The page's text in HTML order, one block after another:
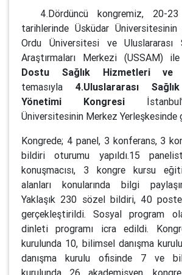
4.Dördüncü kongremiz, 20-
tarihlerinde Üsküdar
Ordu Üniversitesi ve Uluslararası
Araştırmaları Merkezi (USSAM)
Dostu Sağlık Hizmetleri ve
temasıyla 4.Uluslararası
Yönetimi Kongresi
Üniversitesinin Merkez Yerleşkesinde
Kongrede; 4 panel, 3 konferans, 3
bildiri oturumu yapıldı.15
konuşmacısı, 3 kongre kursu
alanları konularında bilgi
Yaklaşık 230 sözel bildiri, 40
gerçekleştirildi. Sosyal program
dinleti programı icra edildi.
kurulunda 10, bilimsel danışma
danışma kurulu ofisinde 7 ve
kurulunda 26 akademisyen,